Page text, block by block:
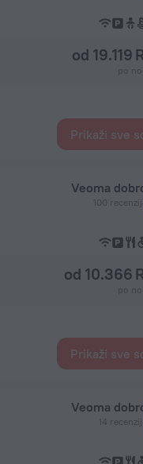
od 19.119
Prikaži sve
Veoma
100
od 10.366
Prikaži sve
Veoma
14